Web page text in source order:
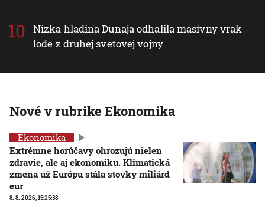
Nízka hladina Dunaja odhalila masívny vrak
lode z druhej svetovej vojny
Nové v rubrike Ekonomika
Ekonomika
Extrémne horúčavy ohrozujú nielen
zdravie, ale aj ekonomiku. Klimatická
zmena už Európu stála stovky miliárd
eur
8. 8. 2026, 15:25:38